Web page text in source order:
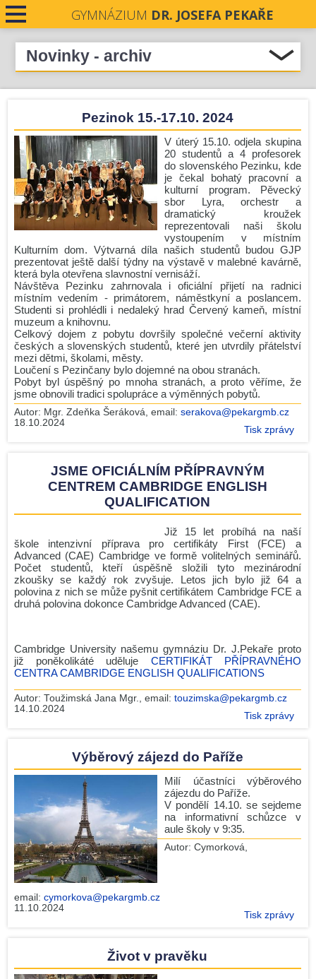
GYMNÁZIUM DR. JOSEFA PEKAŘE
PRO UČITELE
PRO VEŘEJNOST
PRO STUDENTY
NOVINKY
KONTAKTY
DOKUMENTY
PROJEKTY
UCHAZEČI O STUDIUM
Novinky - archiv
JSME OFICIÁLNÍM PŘÍPRAVNÝM CENTREM
CAMBRIDGE ENGLISH QUALIFICATION
Výběrový zájezd do Paříže
Život v pravěku
Pokyny k výběrovému zájezdu do Francie - Paříž 2024
Divadelní představení skupiny M3
Kroužek florbalu 11.10.2024 odpadá
Piškvorky
Školní e-shop Gymnázium Dr. Josefa Pekaře
Poděkování za pomoc v rámci podzimních Srdíčkových
dnů
Basketbalový kroužek na GJP
Informační schůzka k výběrovému zájezdu - Paříž 2024
Historický klub – od 25.září
SOUTĚŽ O LOGO PLESU
Naši studenti na Maker Fair 2024 v Mladé Boleslavi
TŘÍDNÍ SCHŮZKY pro první ročníky
Židle
Maturita 2024 - podzim
Aktuální novinky
RSS
Editace rubriky
Pezinok 15.-17.10. 2024
V úterý 15.10. odjela skupina
20 studentů a 4 profesorek
do slovenského Pezinku, kde
je čekal bohatý pracovní a
kulturní program. Pěvecký
sbor Lyra, orchestr a
dramatický kroužek
reprezentovali naši školu
vystoupením v místním
Kulturním dom. Výtvarná díla našich studentů budou GJP
prezentovat ještě další týdny na výstavě v malebné kavárně,
která byla otevřena slavnostní vernisáží.
Návštěva Pezinku zahrnovala i oficiální přijetí na radnici
místním vedením - primátorem, náměstkyní a poslancem.
Studenti si prohlédli i nedaleký hrad Červený kameň, místní
muzeum a knihovnu.
Celkový dojem z pobytu dovršily společné večerní aktivity
českých a slovenských studentů, které jen utvrdily přátelství
mezi dětmi, školami, městy.
Loučení s Pezinčany bylo dojemné na obou stranách.
Pobyt byl úspěšný po mnoha stranách, a proto věříme, že
jsme obnovili tradici spolupráce a výměnných pobytů.
Autor: Mgr. Zdeňka Šeráková, email: serakova@pekargmb.cz
18.10.2024
Tisk zprávy
JSME OFICIÁLNÍM PŘÍPRAVNÝM
CENTREM CAMBRIDGE ENGLISH
QUALIFICATION
Již 15 let probíhá na naší
škole intenzivní příprava pro certifikáty First (FCE) a
Advanced (CAE) Cambridge ve formě volitelných seminářů.
Počet studentů, kteří úspěšně složili tyto mezinárodní
zkoušky se každý rok zvyšuje. Letos jich bylo již 64 a
polovina z nich se může pyšnit certifikátem Cambridge FCE a
druhá polovina dokonce Cambridge Advanced (CAE).
Cambridge University našemu gymnáziu Dr. J.Pekaře proto
již poněkolikáté uděluje CERTIFIKÁT PŘÍPRAVNÉHO
CENTRA CAMBRIDGE ENGLISH QUALIFICATIONS
Autor: Toužimská Jana Mgr., email: touzimska@pekargmb.cz
14.10.2024
Tisk zprávy
Výběrový zájezd do Paříže
Milí účastníci výběrového
zájezdu do Paříže.
V pondělí 14.10. se sejdeme
na informativní schůzce v
aule školy v 9:35.
Autor:Cymorková,
email: cymorkova@pekargmb.cz
11.10.2024
Tisk zprávy
Život v pravěku